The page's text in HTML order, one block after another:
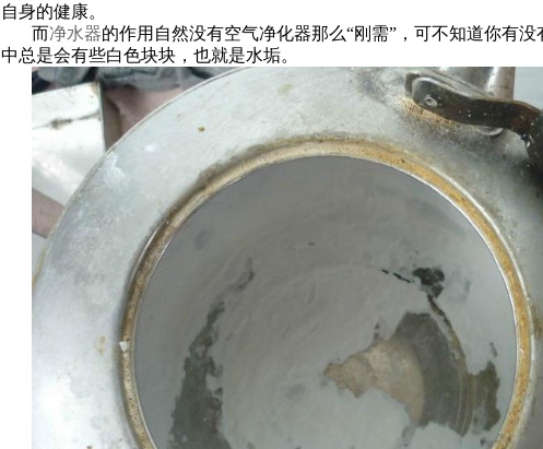
自身的健康。
而净水器的作用自然没有空气净化器那么“刚需”，可不知道你有
中总是会有些白色块块，也就是水垢。